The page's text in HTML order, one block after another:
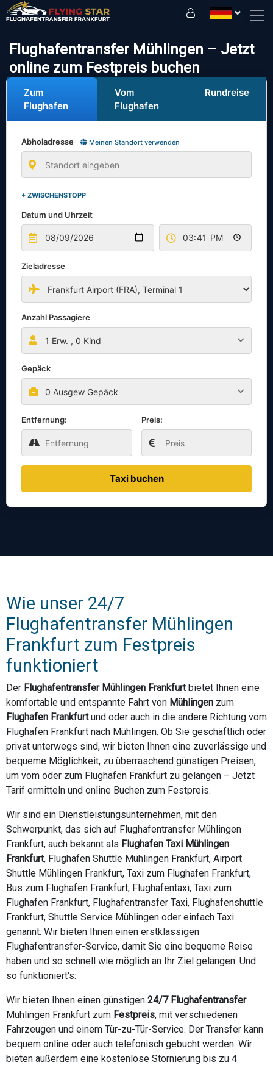
Flughafentransfer Mühlingen – Jetzt
online zum Festpreis buchen
Zum
Flughafen
Vom
Flughafen
Rundreise
Abholadresse Meinen Standort verwenden
+ ZWISCHENSTOPP
Datum und Uhrzeit
Zieladresse
Anzahl Passagiere
1 Erw. , 0 Kind
Gepäck
0 Ausgew Gepäck
Entfernung: Preis:
Taxi buchen
Wie unser 24/7
Flughafentransfer Mühlingen
Frankfurt zum Festpreis
funktioniert
Der Flughafentransfer Mühlingen Frankfurtbietet Ihnen eine
komfortable und entspannte Fahrt von Mühlingen zum
Flughafen Frankfurtund oder auch in die andere Richtung vom
Flughafen Frankfurt nach Mühlingen. Ob Sie geschäftlich oder
privat unterwegs sind, wir bieten Ihnen eine zuverlässige und
bequeme Möglichkeit, zu überraschend günstigen Preisen,
um vom oder zum Flughafen Frankfurt zu gelangen – Jetzt
Tarif ermitteln und online Buchen zum Festpreis.
Wir sind ein Dienstleistungsunternehmen, mit den
Schwerpunkt, das sich auf Flughafentransfer Mühlingen
Frankfurt, auch bekannt als Flughafen Taxi Mühlingen
Frankfurt, Flughafen Shuttle Mühlingen Frankfurt, Airport
Shuttle Mühlingen Frankfurt, Taxi zum Flughafen Frankfurt,
Bus zum Flughafen Frankfurt, Flughafentaxi, Taxi zum
Flughafen Frankfurt, Flughafentransfer Taxi, Flughafenshuttle
Frankfurt, Shuttle Service Mühlingen oder einfach Taxi
genannt. Wir bieten Ihnen einen erstklassigen
Flughafentransfer-Service, damit Sie eine bequeme Reise
haben und so schnell wie möglich an Ihr Ziel gelangen. Und
so funktioniert's:
Wir bieten Ihnen einen günstigen 24/7 Flughafentransfer
Mühlingen Frankfurt zum Festpreis, mit verschiedenen
Fahrzeugen und einem Tür-zu-Tür-Service. Der Transfer kann
bequem online oder auch telefonisch gebucht werden. Wir
bieten außerdem eine kostenlose Stornierung bis zu 4